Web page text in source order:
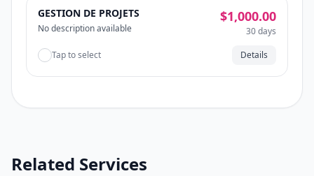
GESTION DE PROJETS
No description available
$1,000.00
30 days
Tap to select
Details
Related Services